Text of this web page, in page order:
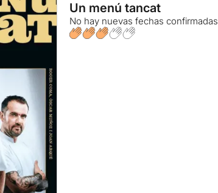
Un menú tancat
No hay nuevas fechas confirmadas